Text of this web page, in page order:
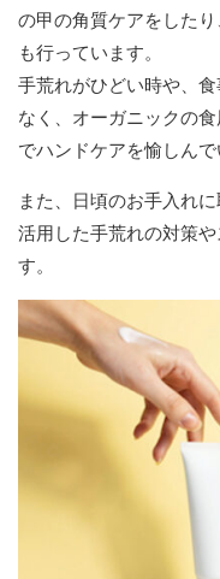
の甲の角質ケアをした
も行っています。
手荒れがひどい時や、
なく、オーガニックの
でハンドケアを愉しんで
また、日頃のお手入れ
活用した手荒れの対策
す。